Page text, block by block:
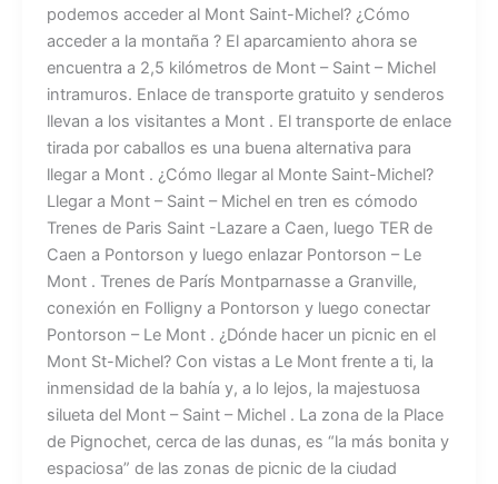
podemos acceder al Mont Saint-Michel? ¿Cómo
acceder a la montaña ? El aparcamiento ahora se
encuentra a 2,5 kilómetros de Mont – Saint – Michel
intramuros. Enlace de transporte gratuito y senderos
llevan a los visitantes a Mont . El transporte de enlace
tirada por caballos es una buena alternativa para
llegar a Mont . ¿Cómo llegar al Monte Saint-Michel?
Llegar a Mont – Saint – Michel en tren es cómodo
Trenes de Paris Saint -Lazare a Caen, luego TER de
Caen a Pontorson y luego enlazar Pontorson – Le
Mont . Trenes de París Montparnasse a Granville,
conexión en Folligny a Pontorson y luego conectar
Pontorson – Le Mont . ¿Dónde hacer un picnic en el
Mont St-Michel? Con vistas a Le Mont frente a ti, la
inmensidad de la bahía y, a lo lejos, la majestuosa
silueta del Mont – Saint – Michel . La zona de la Place
de Pignochet, cerca de las dunas, es “la más bonita y
espaciosa” de las zonas de picnic de la ciudad